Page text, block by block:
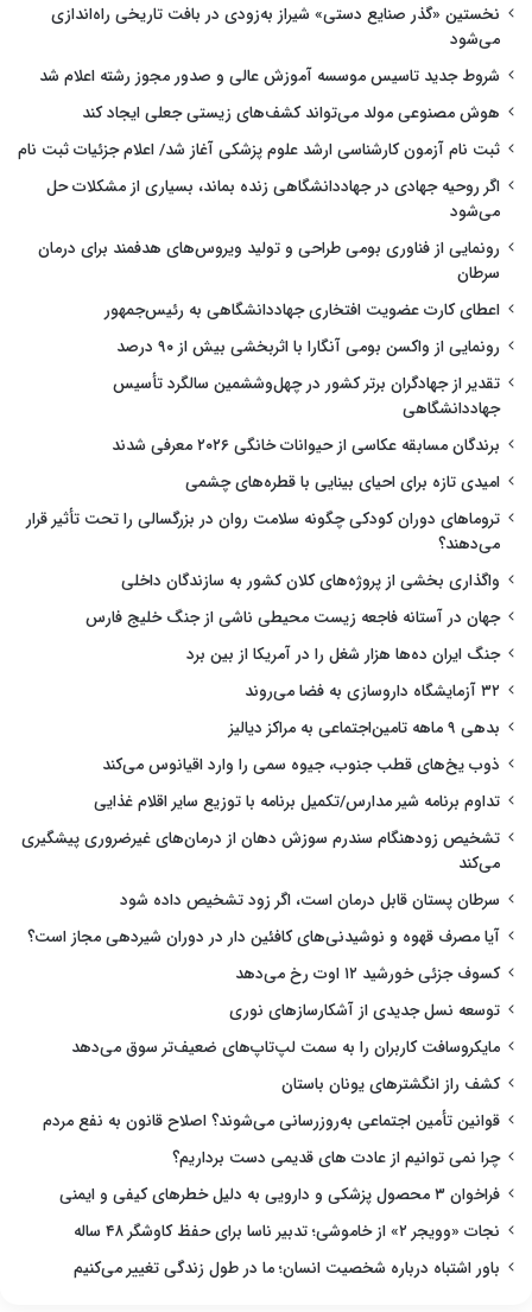
نخستین «گذر صنایع دستی» شیراز به‌زودی در بافت تاریخی راه‌اندازی
می‌شود
شروط جدید تاسیس موسسه آموزش عالی و صدور مجوز رشته اعلام شد
هوش مصنوعی مولد می‌تواند کشف‌های زیستی جعلی ایجاد کند
ثبت نام آزمون کارشناسی ارشد علوم پزشکی آغاز شد/ اعلام جزئیات ثبت نام
اگر روحیه جهادی در جهاددانشگاهی زنده بماند، بسیاری از مشکلات حل
می‌شود
رونمایی از فناوری بومی طراحی و تولید ویروس‌های هدفمند برای درمان
سرطان
اعطای کارت عضویت افتخاری جهاددانشگاهی به رئیس‌جمهور
رونمایی از واکسن بومی آنگارا با اثربخشی بیش از ۹۰ درصد
تقدیر از جهادگران برتر کشور در چهل‌وششمین سالگرد تأسیس
جهاددانشگاهی
برندگان مسابقه عکاسی از حیوانات خانگی ۲۰۲۶ معرفی شدند
امیدی تازه برای احیای بینایی با قطره‌های چشمی
تروماهای دوران کودکی چگونه سلامت روان در بزرگسالی را تحت تأثیر قرار
می‌دهند؟
واگذاری بخشی از پروژه‌های کلان کشور به سازندگان داخلی
جهان در آستانه فاجعه زیست محیطی ناشی از جنگ خلیج فارس
جنگ ایران ده‌ها هزار شغل را در آمریکا از بین برد
۳۲ آزمایشگاه داروسازی به فضا می‌روند
بدهی ۹ ماهه تامین‌اجتماعی به مراکز دیالیز
ذوب یخ‌های قطب جنوب، جیوه سمی را وارد اقیانوس می‌کند
تداوم برنامه شیر مدارس/تکمیل برنامه با توزیع سایر اقلام غذایی
تشخیص زودهنگام سندرم سوزش دهان از درمان‌های غیرضروری پیشگیری
می‌کند
سرطان پستان قابل درمان است، اگر زود تشخیص داده شود
آیا مصرف قهوه و نوشیدنی‌های کافئین دار در دوران شیردهی مجاز است؟
کسوف جزئی خورشید ۱۲ اوت رخ می‌دهد
توسعه نسل جدیدی از آشکارسازهای نوری
مایکروسافت کاربران را به سمت لپ‌تاپ‌های ضعیف‌تر سوق می‌دهد
کشف راز انگشترهای یونان باستان
قوانین تأمین اجتماعی به‌روزرسانی می‌شوند؟ اصلاح قانون به نفع مردم
چرا نمی توانیم از عادت های قدیمی دست برداریم؟
فراخوان ۳ محصول پزشکی و دارویی به دلیل خطرهای کیفی و ایمنی
نجات «وویجر ۲» از خاموشی؛ تدبیر ناسا برای حفظ کاوشگر ۴۸ ساله
باور اشتباه درباره شخصیت انسان؛ ما در طول زندگی تغییر می‌کنیم